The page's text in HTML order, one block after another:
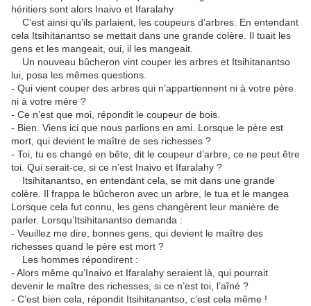
héritiers sont alors Inaivo et Ifaralahy
C’est ainsi qu’ils parlaient, les coupeurs d’arbres. En entendant
cela Itsihitanantso se mettait dans une grande colère. Il tuait les
gens et les mangeait, oui, il les mangeait.
Un nouveau bûcheron vint couper les arbres et Itsihitanantso
lui, posa les mêmes questions.
- Qui vient couper des arbres qui n’appartiennent ni à votre père
ni à votre mère ?
- Ce n’est que moi, répondit le coupeur de bois.
- Bien. Viens ici que nous parlions en ami. Lorsque le père est
mort, qui devient le maître de ses richesses ?
- Toi, tu es changé en bête, dit le coupeur d’arbre, ce ne peut être
toi. Qui serait-ce, si ce n’est Inaivo et Ifaralahy ?
Itsihitanantso, en entendant cela, se mit dans une grande
colère. Il frappa le bûcheron avec un arbre, le tua et le mangea
Lorsque cela fut connu, les gens changèrent leur manière de
parler. Lorsqu’Itsihitanantso demanda :
- Veuillez me dire, bonnes gens, qui devient le maître des
richesses quand le père est mort ?
Les hommes répondirent :
- Alors même qu’Inaivo et Ifaralahy seraient là, qui pourrait
devenir le maître des richesses, si ce n’est toi, l’aîné ?
- C’est bien cela, répondit Itsihitanantso, c’est cela même !